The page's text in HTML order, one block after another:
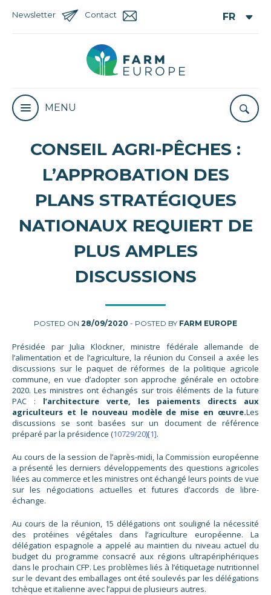
Newsletter Contact
MENU
CONSEIL AGRI-PÊCHES :
L’APPROBATION DES
PLANS STRATÉGIQUES
NATIONAUX REQUIERT DE
PLUS AMPLES
DISCUSSIONS
POSTED ON 28/09/2020 - POSTED BY FARM EUROPE
Présidée par Julia Klöckner, ministre fédérale allemande de
l’alimentation et de l’agriculture, la réunion du Conseil a axée les
discussions sur le paquet de réformes de la politique agricole
commune, en vue d’adopter son approche générale en octobre
2020. Les ministres ont échangés sur trois éléments de la future
PAC : l’architecture verte, les paiements directs aux
agriculteurs et le nouveau modèle de mise en œuvre.Les
discussions se sont basées sur un document de référence
préparé par la présidence (10729/20)[1].
Au cours de la session de l’après-midi, la Commission européenne
a présenté les derniers développements des questions agricoles
liées au commerce et les ministres ont échangé leurs points de vue
sur les négociations actuelles et futures d’accords de libre-
échange.
Au cours de la réunion, 15 délégations ont souligné la nécessité
des protéines végétales dans l’agriculture européenne. La
délégation espagnole a appelé au maintien du niveau actuel du
budget du programme consacré aux régions ultrapériphériques
dans le prochain CFP. Les problèmes liés à l’étiquetage nutritionnel
sur le devant des emballages ont été soulevés par les délégations
tchèque et italienne avec l’appui de plusieurs autres.